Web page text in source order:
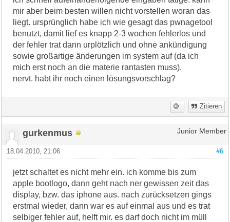
mir aber beim besten willen nicht vorstellen woran das
liegt. ursprünglich habe ich wie gesagt das pwnagetool
benutzt, damit lief es knapp 2-3 wochen fehlerlos und
der fehler trat dann urplötzlich und ohne ankündigung
sowie großartige änderungen im system auf (da ich
mich erst noch an die materie rantasten muss).
nervt. habt ihr noch einen lösungsvorschlag?
Zitieren
gurkenmus Junior Member
#6
18.04.2010, 21:06
jetzt schaltet es nicht mehr ein. ich komme bis zum
apple bootlogo, dann geht nach ner gewissen zeit das
display, bzw. das iphone aus. nach zurücksetzen gings
erstmal wieder, dann war es auf einmal aus und es trat
selbiger fehler auf, helft mir. es darf doch nicht im müll